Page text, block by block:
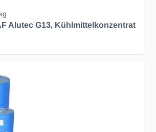
Alutec G13, Kühlmittelkonzentrat